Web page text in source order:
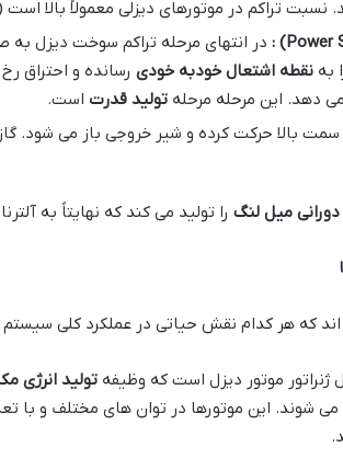
در موتورهای دیزلی معمولاً بالا است (بین ۱۴ : ۱ تا
: در انتهای مرحله تراکم سوخت دیزل
بهنقطه اشتعال خودبه خودی رسانده و احتراق
دهد. این مرحله مرحلهتولید قدرت است.
بالا حرکت کرده و شیر خروجی باز می شود.
میل لنگ را تولید می کند که نهایتاً به
که هر کدام نقش حیاتی در عملکرد کلی سیستم
ژنراتور موتور دیزل است که وظیفهتولید انرژی